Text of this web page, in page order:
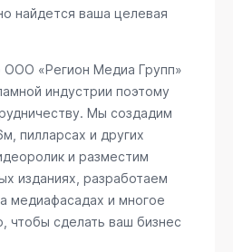
найдется ваша целевая
ООО «Регион Медиа Групп»
индустрии поэтому
Мы создадим
пилларсах и других
и разместим
изданиях, разработаем
медиафасадах и многое
чтобы сделать ваш бизнес